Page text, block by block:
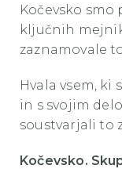
Kočevsko
ključnih
zaznamovale
Hvala vsem, ki
in s svojim
soustvarjali to
Kočevsko.